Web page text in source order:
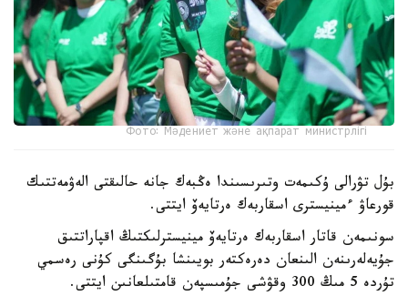
Фото: Мәдениет және ақпарат министрлігі
بۇل تۋرالى ۇكىمەت وتىرىسىندا ەڭبەك جانە حالىقتى الەۋمەتتىك
قورعاۋ ءمينيسترى اسقاربەك ەرتايەۆ ايتتى.
سونىمەن قاتار اسقاربەك ەرتايەۆ مينيسترلىكتىڭ اقپاراتتىق
جۇيەلەرىنەن الىنعان دەرەكتەر بويىنشا بۇگىنگى كۇنى رەسمي
تۇردە 5 مىڭ 300 وقۋشى جۇمىسپەن قامتىلعانىن ايتتى.